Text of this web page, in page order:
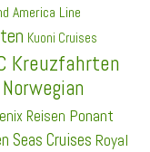
America Line
Kuoni Cruises
Kreuzfahrten
Norwegian
Reisen Ponant
Seas Cruises Royal